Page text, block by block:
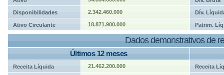
Disponibilidades 2.342.460.000 Dív.
Ativo Circulante 18.871.900.000 Patrim. Líq
Dados demonstrativos de
Últimos 12 meses
Receita Líquida 21.462.200.000 Receita